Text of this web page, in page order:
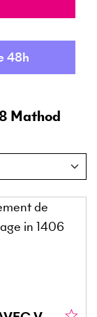
48h
Mathod